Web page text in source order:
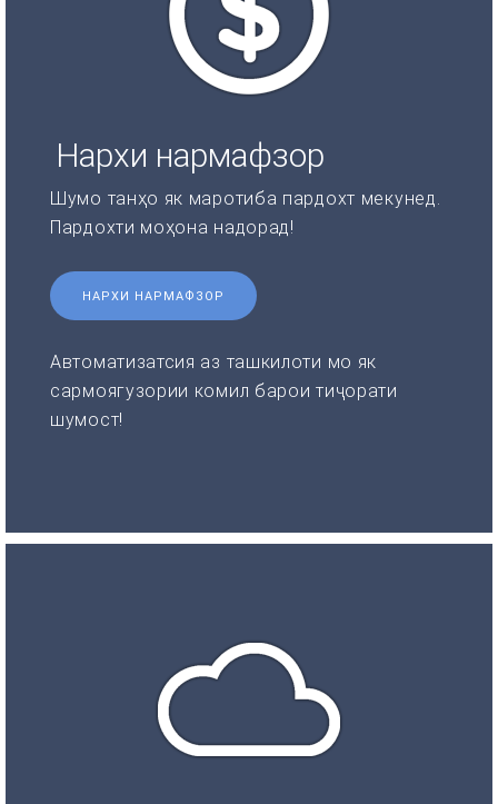
Нархи нармафзор
Шумо танҳо як маротиба пардохт мекунед.
Пардохти моҳона надорад!
НАРХИ НАРМАФЗОР
Автоматизатсия аз ташкилоти мо як
сармоягузории комил барои тиҷорати
шумост!